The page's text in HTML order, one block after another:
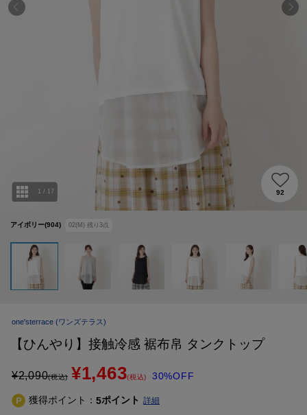
LINE
Mail Magazine
WORLD公式アプリ
アイボリー(904) 02(M) 残り 3点
1 / 17 92
one'sterrace (ワンズテラス)
【ひんやり】接触冷感 裾布帛 タンクトップ
¥2,090(税込) ¥1,463(税込) 30%OFF
獲得ポイント： 5ポイント 詳細